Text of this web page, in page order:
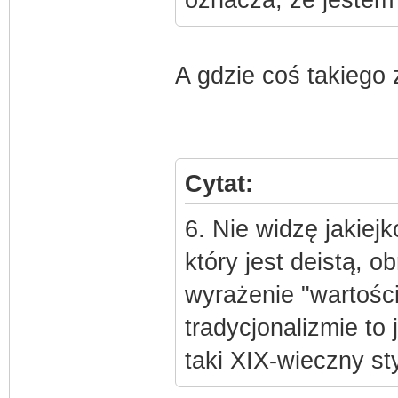
A gdzie coś takiego
Cytat:
6. Nie widzę
który jest deistą,
wyrażenie
tradycjonalizmie to
taki XIX-wieczny